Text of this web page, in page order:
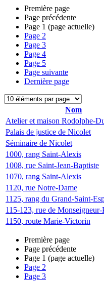
Première page
Page précédente
Page 1 (page actuelle)
Page 2
Page 3
Page 4
Page 5
Page suivante
Dernière page
Nom
Atelier et maison Rodolphe-
Palais de justice de Nicolet
Séminaire de Nicolet
1000, rang Saint-Alexis
1008, rue Saint-Jean-Baptiste
1070, rang Saint-Alexis
1120, rue Notre-Dame
1125, rang du Grand-Saint-
115-123, rue de Monseigneur-
1150, route Marie-Victorin
Première page
Page précédente
Page 1 (page actuelle)
Page 2
Page 3